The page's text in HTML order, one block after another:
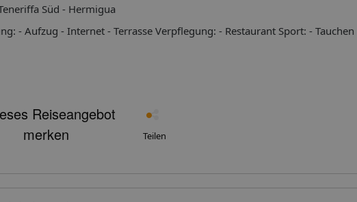
Süd - Hermigua
Ausstattung: - Aufzug - Internet - Terrasse Verpflegung: - Restaurant Sport: - Tauchen
Teilen